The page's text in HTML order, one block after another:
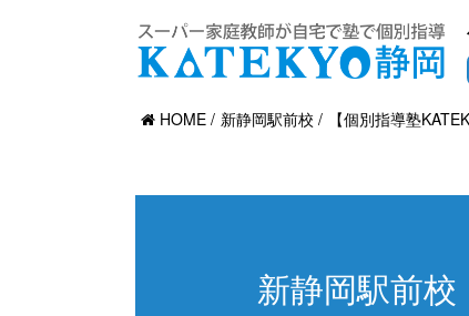
HOME 新静岡駅前校 【個別指導塾
新静岡駅前校